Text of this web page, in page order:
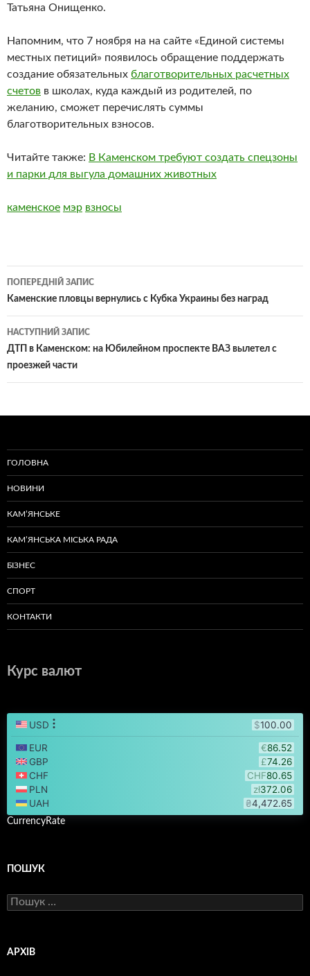
Татьяна Онищенко.
Напомним, что 7 ноября на на сайте «Единой системы
местных петиций» появилось обращение поддержать
создание обязательных благотворительных расчетных
счетов в школах, куда каждый из родителей, по
желанию, сможет перечислять суммы
благотворительных взносов.
Читайте также: В Каменском требуют создать спецзоны
и парки для выгула домашних животных
каменское мэр взносы
Навігація
по
записам
ПОПЕРЕДНІЙ ЗАПИС
Каменские пловцы вернулись с Кубка Украины без наград
НАСТУПНИЙ ЗАПИС
ДТП в Каменском: на Юбилейном проспекте ВАЗ вылетел с
проезжей части
ГОЛОВНА
НОВИНИ
КАМ’ЯНСЬКЕ
КАМ’ЯНСЬКА МІСЬКА РАДА
БІЗНЕС
СПОРТ
КОНТАКТИ
Курс валют
CurrencyRate
ПОШУК
Пошук:
АРХІВ